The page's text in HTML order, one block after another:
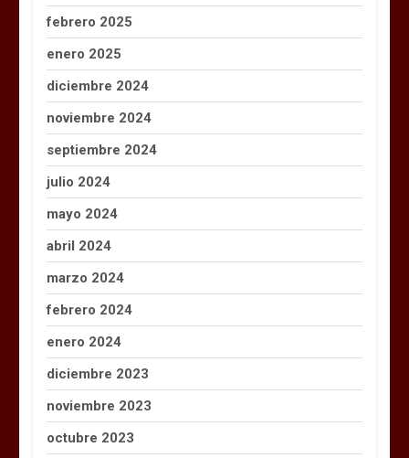
febrero 2025
enero 2025
diciembre 2024
noviembre 2024
septiembre 2024
julio 2024
mayo 2024
abril 2024
marzo 2024
febrero 2024
enero 2024
diciembre 2023
noviembre 2023
octubre 2023